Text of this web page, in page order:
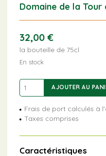
Domaine de la Tour
32,00€
la bouteille de 75cl
En stock
quantité
de
Rouge
AJOUTER AU
Frais de port calculés à
Taxes comprises
Caractéristiques